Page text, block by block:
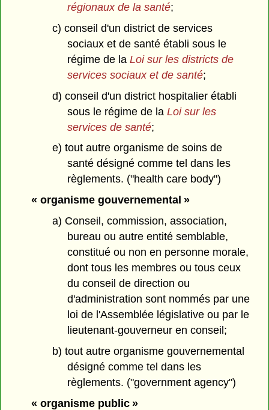
régionaux de la santé;
c) conseil d'un district de services
sociaux et de santé établi sous le
régime de la Loi sur les districts de
services sociaux et de santé;
d) conseil d'un district hospitalier établi
sous le régime de la Loi sur les
services de santé;
e) tout autre organisme de soins de
santé désigné comme tel dans les
règlements. ("health care body")
« organisme gouvernemental »
a) Conseil, commission, association,
bureau ou autre entité semblable,
constitué ou non en personne morale,
dont tous les membres ou tous ceux
du conseil de direction ou
d'administration sont nommés par une
loi de l'Assemblée législative ou par le
lieutenant-gouverneur en conseil;
b) tout autre organisme gouvernemental
désigné comme tel dans les
règlements. ("government agency")
« organisme public »